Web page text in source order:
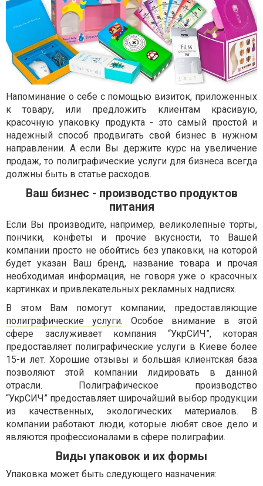
Напоминание о себе с помощью визиток, приложенных
к товару, или предложить клиентам красивую,
красочную упаковку продукта - это самый простой и
надежный способ продвигать свой бизнес в нужном
направлении. А если Вы держите курс на увеличение
продаж, то полиграфические услуги для бизнеса всегда
должны быть в статье расходов.
Ваш бизнес - производство продуктов
питания
Если Вы производите, например, великолепные торты,
пончики, конфеты и прочие вкусности, то Вашей
компании просто не обойтись без упаковки, на которой
будет указан Ваш бренд, название товара и прочая
необходимая информация, не говоря уже о красочных
картинках и привлекательных рекламных надписях.
В этом Вам помогут компании, предоставляющие
полиграфические услуги. Особое внимание в этой
сфере заслуживает компания “УкрСИЧ”, которая
предоставляет полиграфические услуги в Киеве более
15-и лет. Хорошие отзывы и большая клиентская база
позволяют этой компании лидировать в данной
отрасли. Полиграфическое производство
“УкрСИЧ” предоставляет широчайший выбор продукции
из качественных, экологических материалов. В
компании работают люди, которые любят свое дело и
являются профессионалами в сфере полиграфии.
Виды упаковок и их формы
Упаковка может быть следующего назначения: